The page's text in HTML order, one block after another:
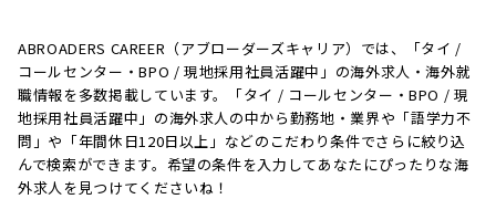
ABROADERS CAREER（アブローダーズキャリア）では、「タイ /
コールセンター・BPO / 現地採用社員活躍中」の海外求人・海外就
職情報を多数掲載しています。「タイ / コールセンター・BPO / 現
地採用社員活躍中」の海外求人の中から勤務地・業界や「語学力不
問」や「年間休日120日以上」などのこだわり条件でさらに絞り込
んで検索ができます。希望の条件を入力してあなたにぴったりな海
外求人を見つけてくださいね！